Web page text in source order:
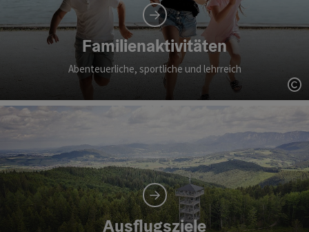
Familienaktivitäten
Abenteuerliche, sportliche und lehrreich
Ausflugsziele